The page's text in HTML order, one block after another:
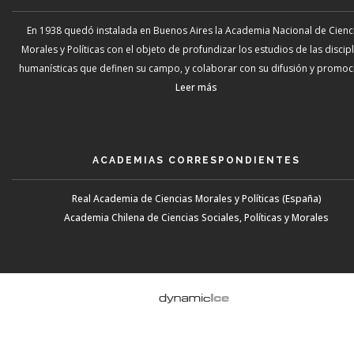
En 1938 quedó instalada en Buenos Aires la Academia Nacional de
Morales y Políticas con el objeto de profundizar los estudios de las
humanísticas que definen su campo, y colaborar con su difusión y
Leer más
ACADEMIAS CORRESPONDIENTES
Real Academia de Ciencias Morales y Políticas (España)
Academia Chilena de Ciencias Sociales, Políticas y Morales